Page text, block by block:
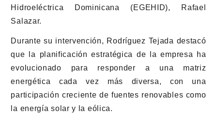
Hidroeléctrica Dominicana (EGEHID), Rafael
Salazar.
Durante su intervención, Rodríguez Tejada destacó
que la planificación estratégica de la empresa ha
evolucionado para responder a una matriz
energética cada vez más diversa, con una
participación creciente de fuentes renovables como
la energía solar y la eólica.